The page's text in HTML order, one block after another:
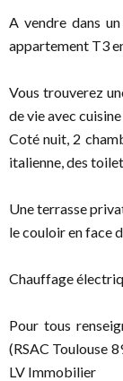
A vendre dans
appartement T3
Vous trouverez
de vie avec
Coté nuit, 2
italienne, des
Une terrasse
le couloir en face
Chauffage
Pour tous
(RSAC Toulouse
LV Immobilier